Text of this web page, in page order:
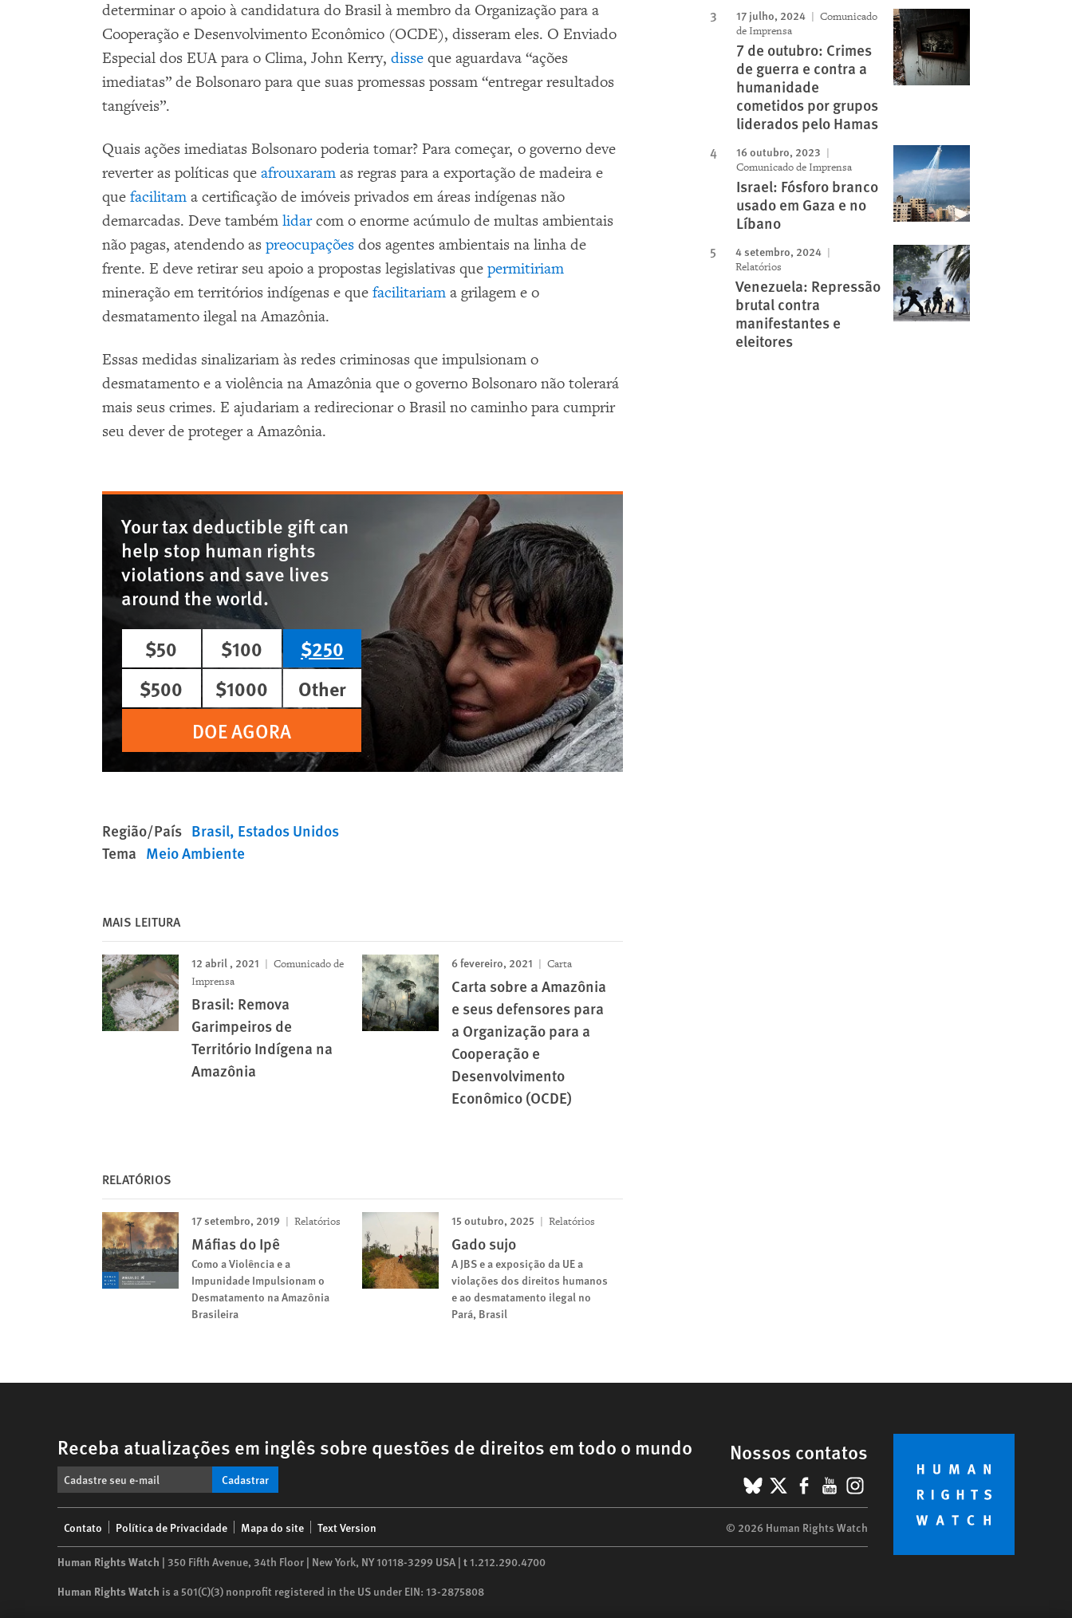
determinar o apoio à candidatura do Brasil à membro da Organização para a
Cooperação e Desenvolvimento Econômico (OCDE), disseram eles. O Enviado
Especial dos EUA para o Clima, John Kerry, disse que aguardava “ações
imediatas” de Bolsonaro para que suas promessas possam “entregar resultados
tangíveis”.
Quais ações imediatas Bolsonaro poderia tomar? Para começar, o governo deve
reverter as políticas que afrouxaram as regras para a exportação de madeira e
que facilitam a certificação de imóveis privados em áreas indígenas não
demarcadas. Deve também lidarcom o enorme acúmulo de multas ambientais
não pagas, atendendo as preocupações dos agentes ambientais na linha de
frente. E deve retirar seu apoio a propostas legislativas que permitiriam
mineração em territórios indígenas e que facilitariam a grilagem e o
desmatamento ilegal na Amazônia.
Essas medidas sinalizariam às redes criminosas que impulsionam o
desmatamento e a violência na Amazônia que o governo Bolsonaro não tolerará
mais seus crimes. E ajudariam a redirecionar o Brasil no caminho para cumprir
seu dever de proteger a Amazônia.
Your tax deductible gift can
help stop human rights
violations and save lives
around the world.
$50
$100
$250
$500
$1000
Other
DOE AGORA
Região/País Brasil Estados Unidos
Tema Meio Ambiente
MAIS LEITURA
12 abril , 2021
Comunicado de
Imprensa
Brasil: Remova
Garimpeiros de
Território Indígena na
Amazônia
6 fevereiro, 2021 Carta
Carta sobre a Amazônia
e seus defensores para
a Organização para a
Cooperação e
Desenvolvimento
Econômico (OCDE)
RELATÓRIOS
17 setembro, 2019 Relatórios
Máfias do Ipê
Como a Violência e a
Impunidade Impulsionam o
Desmatamento na Amazônia
Brasileira
15 outubro, 2025 Relatórios
Gado sujo
A JBS e a exposição da UE a
violações dos direitos humanos
e ao desmatamento ilegal no
Pará, Brasil
17 julho, 2024
Comunicado
de Imprensa
7 de outubro: Crimes
de guerra e contra a
humanidade
cometidos por grupos
liderados pelo Hamas
16 outubro, 2023
Comunicado de Imprensa
Israel: Fósforo branco
usado em Gaza e no
Líbano
4 setembro, 2024
Relatórios
Venezuela: Repressão
brutal contra
manifestantes e
eleitores
Receba atualizações em inglês sobre questões de direitos em todo o mundo
Cadastrar
Nossos contatos
BlueSky
X Facebook
YouTube
Instagram
menu
Contato Política de Privacidade Mapa do site Text Version © 2026 Human Rights Watch
Human Rights Watch | 350 Fifth Avenue, 34th Floor | New York, NY10118-3299 USA | t1.212.290.4700
Human Rights Watch is a 501(C)(3) nonprofit registered in the US under EIN: 13-2875808